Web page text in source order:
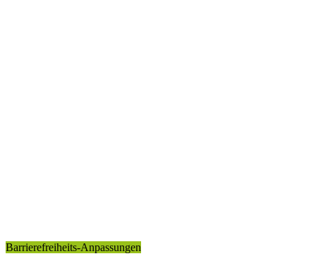
Barrierefreiheits-Anpassungen